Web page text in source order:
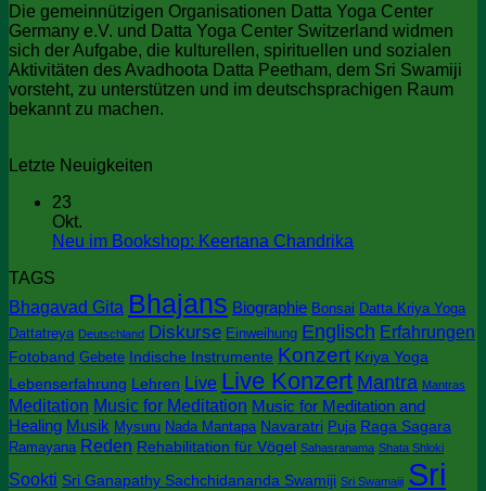
Die gemeinnützigen Organisationen Datta Yoga Center
Germany e.V. und Datta Yoga Center Switzerland widmen
sich der Aufgabe, die kulturellen, spirituellen und sozialen
Aktivitäten des Avadhoota Datta Peetham, dem Sri Swamiji
vorsteht, zu unterstützen und im deutschsprachigen Raum
bekannt zu machen.
Letzte Neuigkeiten
23
Okt.
Neu im Bookshop: Keertana Chandrika
im
Bookshop:
Keertana
Chandrika
TAGS
Bhagavad Gita Bhajans Biographie Bonsai Datta Kriya Yoga
Dattatreya Deutschland Diskurse Einweihung Englisch Erfahrungen
Fotoband Gebete Indische Instrumente Konzert Kriya Yoga
Lebenserfahrung Lehren Live Live Konzert Mantra Mantras
Meditation Music for Meditation Music for Meditation and
Healing Musik Mysuru Nada Mantapa Navaratri Puja Raga Sagara
Ramayana Reden Rehabilitation für Vögel Sahasranama Shata Shloki
Sookti Sri Ganapathy Sachchidananda Swamiji Sri Swamaiji Sri